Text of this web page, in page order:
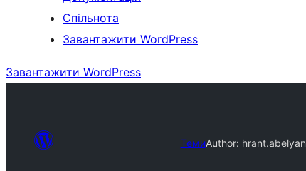
Спільнота
Завантажити WordPress
Завантажити WordPress
ТемиAuthor: hrant.abelyan